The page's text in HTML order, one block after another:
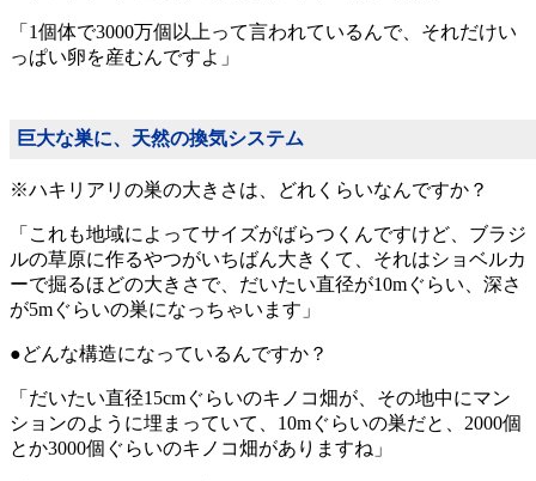
「1個体で3000万個以上って言われているんで、それだけい
っぱい卵を産むんですよ」
巨大な巣に、天然の換気システム
※ハキリアリの巣の大きさは、どれくらいなんですか？
「これも地域によってサイズがばらつくんですけど、ブラジ
ルの草原に作るやつがいちばん大きくて、それはショベルカ
ーで掘るほどの大きさで、だいたい直径が10mぐらい、深さ
が5mぐらいの巣になっちゃいます」
●どんな構造になっているんですか？
「だいたい直径15cmぐらいのキノコ畑が、その地中にマン
ションのように埋まっていて、10mぐらいの巣だと、2000個
とか3000個ぐらいのキノコ畑がありますね」